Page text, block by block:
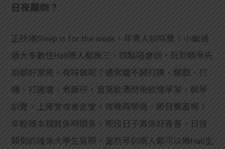
日夜顛倒？
正所謂Sleep is for the weak，年青人訓咩覺！小編遇
過大多數住Hall嘅人都無三、四點唔會訓，玩到朝早先
訓都好常見。有咩做呢？通常離不開打牌、睇戲、打
機、打邊爐、煮飯仔，直落飲酒然後飲埋早茶，朝早
訓覺，上陣堂或者走堂，夜晚再黎過，節目豐富啊！
年輕嘅本錢就係時間多，呢段日子真係好青春，日夜
顛倒的確係大學生寫照。當然早訓嘅人都可以喺Hall生